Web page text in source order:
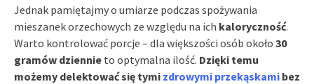
Jednak pamiętajmy o umiarze podczas spożywania
mieszanek orzechowych ze względu na ich kaloryczność.
Warto kontrolować porcje – dla większości osób około 30
gramów dziennie to optymalna ilość. Dzięki temu
możemy delektować się tymi zdrowymi przekąskami bez